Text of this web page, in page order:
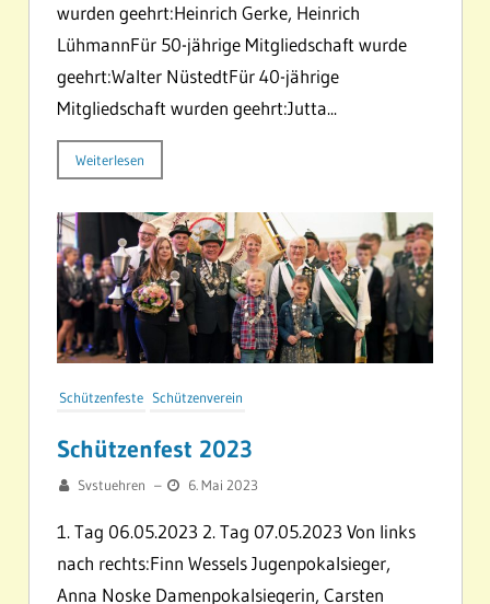
wurden geehrt:Heinrich Gerke, Heinrich
LühmannFür 50-jährige Mitgliedschaft wurde
geehrt:Walter NüstedtFür 40-jährige
Mitgliedschaft wurden geehrt:Jutta...
Weiterlesen
Schützenfeste Schützenverein
Schützenfest 2023
Svstuehren – 6. Mai 2023
1. Tag 06.05.2023 2. Tag 07.05.2023 Von links
nach rechts:Finn Wessels Jugenpokalsieger,
Anna Noske Damenpokalsiegerin, Carsten